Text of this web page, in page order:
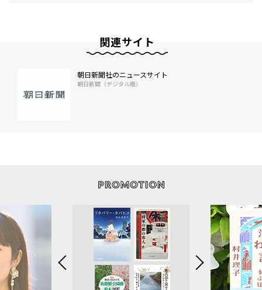
関連サイト
朝日新聞社のニュースサイト
朝日新聞（デジタル版）